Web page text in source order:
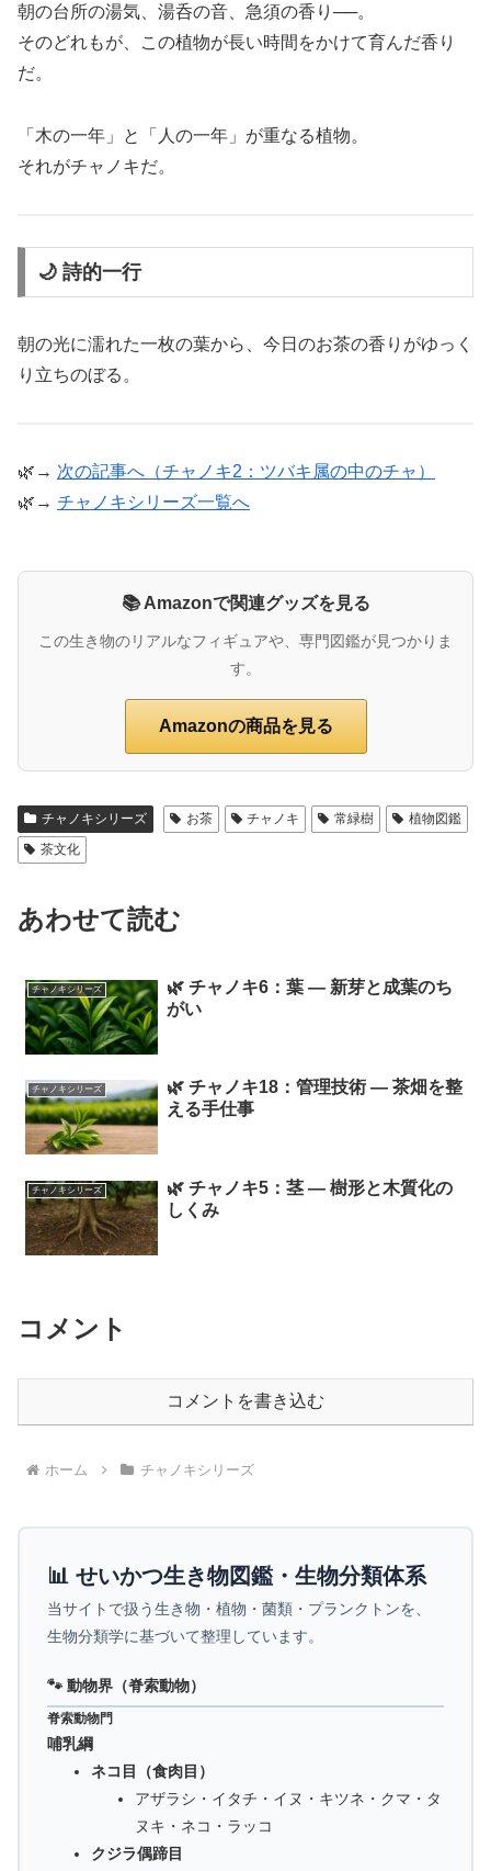
朝の台所の湯気、湯呑の音、急須の香り──。
そのどれもが、この植物が長い時間をかけて育んだ香り
だ。
「木の一年」と「人の一年」が重なる植物。
それがチャノキだ。
🌙 詩的一行
朝の光に濡れた一枚の葉から、今日のお茶の香りがゆっく
り立ちのぼる。
🌿→ 次の記事へ（チャノキ2：ツバキ属の中のチャ）
🌿→ チャノキシリーズ一覧へ
📚 Amazonで関連グッズを見る
この生き物のリアルなフィギュアや、専門図鑑が見つかりま
す。
Amazonの商品を見る
チャノキシリーズ お茶 チャノキ 常緑樹
植物図鑑
茶文化
あわせて読む
チャノキシリーズ
🌿 チャノキ6：葉 ― 新芽と成葉のち
がい
チャノキシリーズ
🌿 チャノキ18：管理技術 ― 茶畑を整
える手仕事
チャノキシリーズ
🌿 チャノキ5：茎 ― 樹形と木質化の
しくみ
コメント
コメントを書き込む
ホーム チャノキシリーズ
📊 せいかつ生き物図鑑・生物分類体系
当サイトで扱う生き物・植物・菌類・プランクトンを、
生物分類学に基づいて整理しています。
🐾 動物界（脊索動物）
脊索動物門
哺乳綱
ネコ目（食肉目）
アザラシ・イタチ・イヌ・キツネ・クマ・タ
ヌキ・ネコ・ラッコ
クジラ偶蹄目